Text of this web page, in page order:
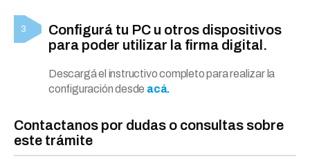
Configurá tu PC u otros dispositivos
para poder utilizar la firma digital.
Descargá el instructivo completo para realizar la
configuración desde acá.
Contactanos por dudas o consultas sobre
este trámite